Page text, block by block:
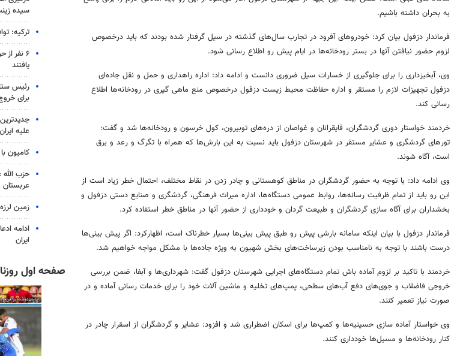
به بحران داشته باشیم.
فرماندار دزفول بیان کرد: خودروهایآفرود در تجارب سال‌های گذشته در سیل گرفتار شده بودند که باید درخصوص
لزوم حضور نیافتن آنها در بستر رودخانه‌ها در ایام پیش رو اطلاع رسانی شود.
وی، آبخیزداری را برای جلوگیری از خسارات سیل ضروری دانست و ادامه داد: اداره راهداری و حمل و نقل جاده‌ای
دزفول تجهیزات لازم را مستقر و اداره حفاظت محیط زیست دزفول درخصوص منع ماهی گیری در رودخانه‌ها اطلاع
رسانی کند.
خردمند خواستار دوری گردشگران، قایقرانان و غواصان از دره‌های توبیرون، کول خرسون و رودخانه‌ها شد و گفت:
تورهای گردشگری و عشایر مستقر در شهرستان دزفول باید نسبت به این بارش‌ها که همراه با تگرگ و رعد و برق
است، آگاه شوند.
وی ادامه داد: با توجه به حضور گردشگران در مناطق کوهستانی و چادر زدن در نقاط مختلف، احتمال خطر زیاد است از
این رو باید از تمام ظرفیت رسانه‌ها، روابط عمومی دستگاه‌ها، اداره میراث فرهنگی، گردشگری و صنایع دستی دزفول و
بخشداران برای آگاه سازی گردشگران و طبیعت گردان و خودداری از حضور آنها در مناطق خطر استفاده کرد.
فرماندار دزفول با بیان اینکه سامانه بارشی پیش رو طبق پیش بینی‌ها بسیار خطرناک است، اظهارکرد: اگر پیش بینی‌ها
درست باشند با توجه به نامناسب بودن زیرساخت‌های بخش شهیون به ویژه جاده‌ها با مشکل مواجه خواهیم شد.
خردمند با تاکید بر لزوم آماده باش تمام دستگاه‌های اجرایی شهرستان دزفول گفت: شهرداری‌ها و آبفا، ضمن بررسی
خروجی فاضلاب و جوی‌های دفع آب‌های سطحی، پمپ‌های تخلیه و ماشین آلات خود را برای خدمات رسانی آماده و در
صورت نیاز تعمیر کنند.
وی خواستار آماده سازی حسینیه‌ها و کمپ‌ها برای اسکان اضطراری شد و افزود: عشایر و گردشگران از اسقرار چادر در
کنار رودخانه‌ها و مسیل‌ها خودداری کنند.
سیده
ترکیه:
۶ نفر
یافتند
رئیس
برای
علیه ایران
کامیون با راننده ۸ ساله
حزب الله
زمین لرزه ۴.۶ ریشتری گلباف کرمان را لرزاند
ادامه
ایران
صفحه اول